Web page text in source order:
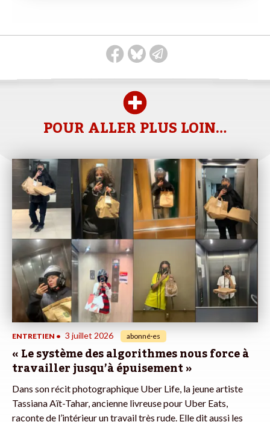
POUR ALLER PLUS LOIN…
ENTRETIEN • 3 juillet 2026 abonné·es
« Le système des algorithmes nous force à
travailler jusqu’à épuisement »
Dans son récit photographique Uber Life, la jeune artiste
Tassiana Aït-Tahar, ancienne livreuse pour Uber Eats,
raconte de l’intérieur un travail très rude. Elle dit aussi les